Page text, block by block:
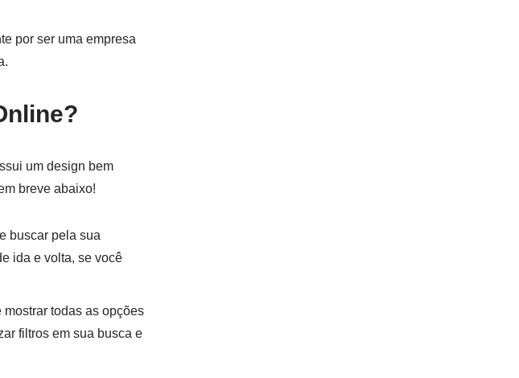
por ser uma empresa
um design bem
breve abaixo!
buscar pela sua
ida e volta, se você
todas as opções
filtros em sua busca e